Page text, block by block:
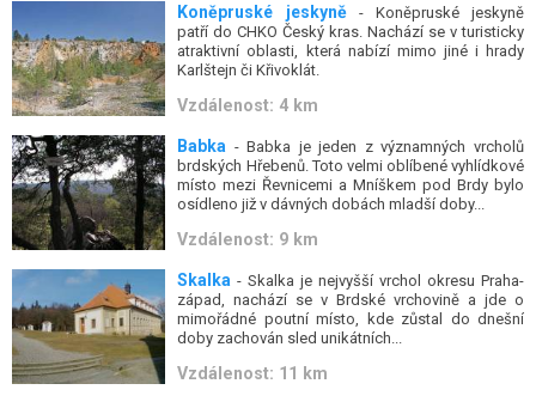
Koněpruské jeskyně- Koněpruské jeskyně
patří do CHKO Český kras. Nachází se v turisticky
atraktivní oblasti, která nabízí mimo jiné i hrady
Karlštejn či Křivoklát.
Vzdálenost: 4 km
Babka - Babka je jeden z významných vrcholů
brdských Hřebenů. Toto velmi oblíbené vyhlídkové
místo mezi Řevnicemi a Mníškem pod Brdy bylo
osídleno již v dávných dobách mladší doby...
Vzdálenost: 9 km
Skalka - Skalka je nejvyšší vrchol okresu Praha-
západ, nachází se v Brdské vrchovině a jde o
mimořádné poutní místo, kde zůstal do dnešní
doby zachován sled unikátních...
Vzdálenost: 11 km